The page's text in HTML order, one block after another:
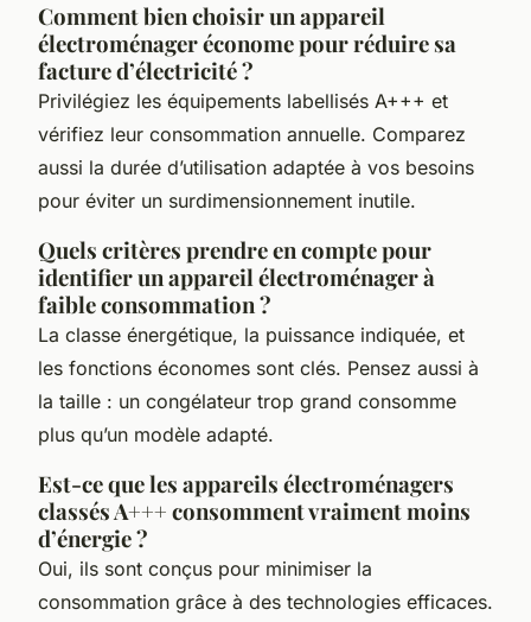
Comment bien choisir un appareil
électroménager économe pour réduire sa
facture d’électricité ?
Privilégiez les équipements labellisés A+++ et
vérifiez leur consommation annuelle. Comparez
aussi la durée d’utilisation adaptée à vos besoins
pour éviter un surdimensionnement inutile.
Quels critères prendre en compte pour
identifier un appareil électroménager à
faible consommation ?
La classe énergétique, la puissance indiquée, et
les fonctions économes sont clés. Pensez aussi à
la taille : un congélateur trop grand consomme
plus qu’un modèle adapté.
Est-ce que les appareils électroménagers
classés A+++ consomment vraiment moins
d’énergie ?
Oui, ils sont conçus pour minimiser la
consommation grâce à des technologies efficaces.